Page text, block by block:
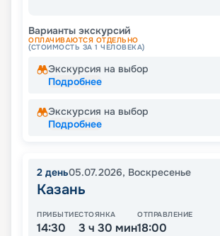
Варианты экскурсий
ОПЛАЧИВАЮТСЯ ОТДЕЛЬНО
(СТОИМОСТЬ ЗА 1 ЧЕЛОВЕКА)
Экскурсия на выбор
Подробнее
Экскурсия на выбор
Подробнее
2 день05.07.2026, Воскресенье
Казань
ПРИБЫТИЕ
14:30
СТОЯНКА
3 ч 30 мин
ОТПРАВЛЕНИЕ
18:00